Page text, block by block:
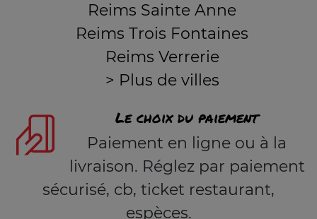
Reims Sainte Anne
Reims Trois Fontaines
Reims Verrerie
> Plus de villes
Le choix du paiement
Paiement en ligne ou à la
livraison. Réglez par paiement
sécurisé, cb, ticket restaurant,
espèces.